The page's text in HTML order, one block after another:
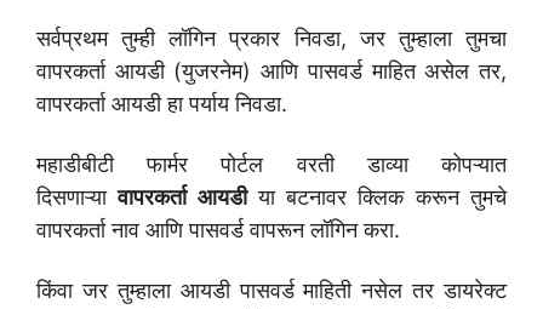
सर्वप्रथम तुम्ही लॉगिन प्रकार निवडा, जर तुम्हाला तुमचा
वापरकर्ता आयडी (युजरनेम) आणि पासवर्ड माहित असेल तर,
वापरकर्ता आयडी हा पर्याय निवडा.
महाडीबीटी फार्मर पोर्टल वरती डाव्या कोपऱ्यात
दिसणाऱ्यावापरकर्ता आयडीया बटनावर क्लिक करून तुमचे
वापरकर्ता नाव आणि पासवर्ड वापरून लॉगिन करा.
किंवा जर तुम्हाला आयडी पासवर्ड माहिती नसेल तर डायरेक्ट